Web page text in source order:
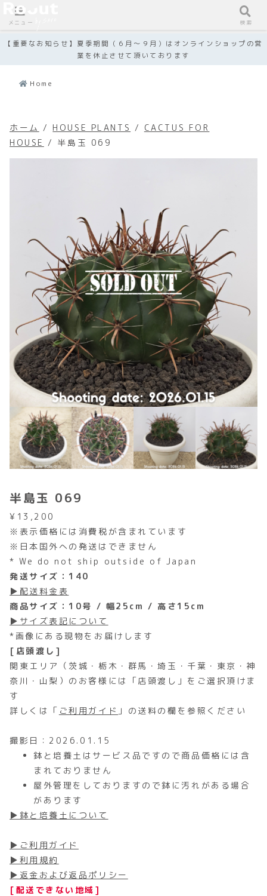
【重要なお知らせ】夏季期間（６月～９月）はオンラインショップの営
業を休止させて頂いております
Home
ホーム /HOUSE PLANTS / CACTUS FOR
HOUSE / 半島玉 069
半島玉 069
¥ 13,200
※表示価格には消費税が含まれています
※日本国外への発送はできません
* We do not ship outside of Japan
発送サイズ：140
▶配送料金表
商品サイズ：10号 / 幅25cm / 高さ15cm
▶サイズ表記について
*画像にある現物をお届けします
[店頭渡し]
関東エリア（茨城・栃木・群馬・埼玉・千葉・東京・神
奈川・山梨）のお客様には「店頭渡し」をご選択頂けま
す
詳しくは「 ご利用ガイド 」の送料の欄を参照ください
撮影日：2026.01.15
鉢と培養土はサービス品ですので商品価格には含
まれておりません
屋外管理をしておりますので鉢に汚れがある場合
があります
▶鉢と培養土について
▶ご利用ガイド
▶利用規約
▶返金および返品ポリシー
[配送できない地域]
メニュー 検索